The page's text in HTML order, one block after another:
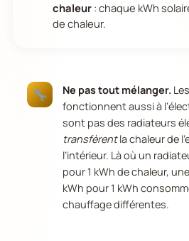
chaleur : chaque kWh
de chaleur.
Ne pas tout mélanger.
fonctionnent aussi à
sont pas des radiateurs
transfèrentla chaleur de
l’intérieur. Là où un
pour 1 kWh de chaleur,
kWh pour 1 kWh
chauffage différentes.